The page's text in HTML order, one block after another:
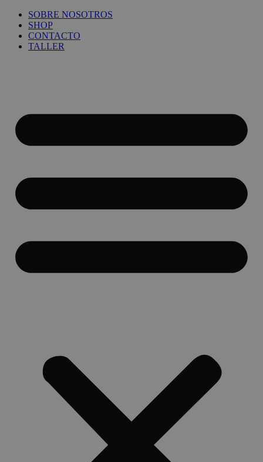
contenido
SOBRE NOSOTROS
SHOP
CONTACTO
TALLER